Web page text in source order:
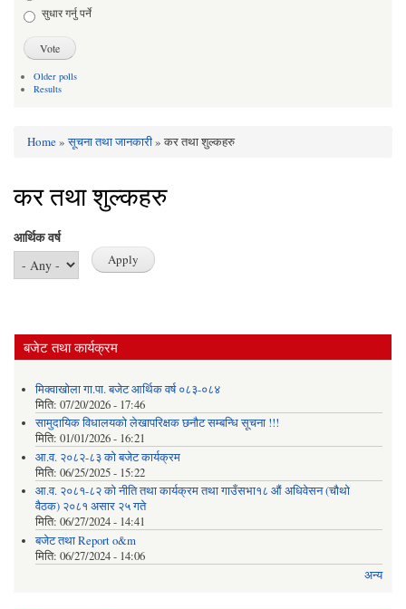
सुधार गर्नु पर्ने
Older polls
Results
You are here
Home»सूचना तथा जानकारी» कर तथा शुल्कहरु
कर तथा शुल्कहरु
आर्थिक वर्ष
बजेट तथा कार्यक्रम
मिक्वाखोला गा.पा. बजेट आर्थिक वर्ष ०८३-०८४
मिति: 07/20/2026 - 17:46
सामुदायिक विधालयको लेखापरिक्षक छनौट सम्बन्धि सूचना !!!
मिति: 01/01/2026 - 16:21
आ.व. २०८२-८३ को बजेट कार्यक्रम
मिति: 06/25/2025 - 15:22
आ.व. २०८१-८२ को नीति तथा कार्यक्रम तथा गाउँसभा१८ औं अधिवेसन (चौथो
वैठक) २०८१ असार २५ गते
मिति: 06/27/2024 - 14:41
बजेट तथा Report o&m
मिति: 06/27/2024 - 14:06
अन्य